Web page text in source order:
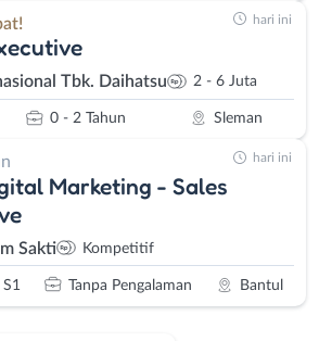
Tbk. Daihatsu 2 - 6 Juta
0 - 2 Tahun Sleman
hari ini
Marketing - Sales
Sakti Kompetitif
Tanpa Pengalaman Bantul
hari ini